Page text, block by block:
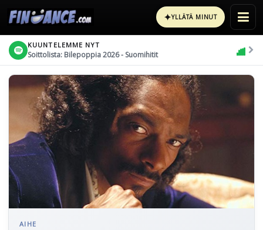
✦YLLÄTÄ MINUT
KUUNTELEMME NYT
Soittolista: Bilepoppia 2026 - Suomihitit
AIHE